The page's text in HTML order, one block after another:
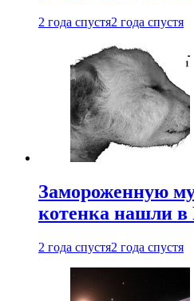
2 года спустя2 года спустя
Замороженную
котенка нашли в
2 года спустя2 года спустя